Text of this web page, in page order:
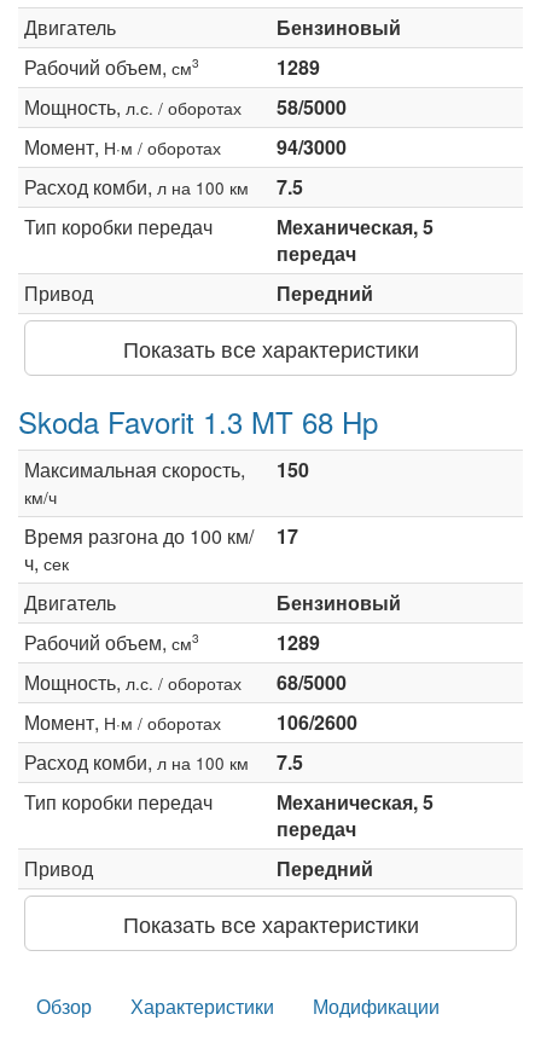
Двигатель
Бензиновый
Рабочий объем, см3
1289
Мощность, л.с. / оборотах
58/5000
Момент, Н·м / оборотах
94/3000
Расход комби, л на 100 км
7.5
Тип коробки передач
Механическая, 5
передач
Привод
Передний
Показать все характеристики
Skoda Favorit 1.3 MT 68 Hp
Максимальная скорость,
км/ч
150
Время разгона до 100 км/
ч, сек
17
Двигатель
Бензиновый
Рабочий объем, см3
1289
Мощность, л.с. / оборотах
68/5000
Момент, Н·м / оборотах
106/2600
Расход комби, л на 100 км
7.5
Тип коробки передач
Механическая, 5
передач
Привод
Передний
Показать все характеристики
Обзор Характеристики
Модификации